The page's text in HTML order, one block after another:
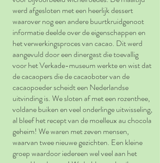
werd afgesloten met een heerlijk dessert
waarover nog een andere buurtkruidgenoot
informatie deelde over de eigenschappen en
het verwerkingsproces van cacao. Dit werd
aangevuld door een dinergast die toevallig
voor het Verkade-museum werkte en wist dat
de cacaopers die de cacaoboter van de
cacaopoeder scheidt een Nederlandse
uitvinding is. We sloten af met een rozenthee,
voldane buiken en veel onderlinge uitwisseling,
al bleef het recept van de moelleux au chocola
geheim! We waren met zeven mensen,
waarvan twee nieuwe gezichten. Een kleine
groep waardoor iedereen wel veel aan het